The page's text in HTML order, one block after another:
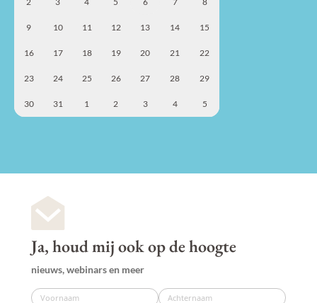
9 10 11 12 13 14 15
16 17 18 19 20 21 22
23 24 25 26 27 28 29
30 31 1 2 3 4 5
Ja, houd mij ook op de hoogte
nieuws, webinars en meer